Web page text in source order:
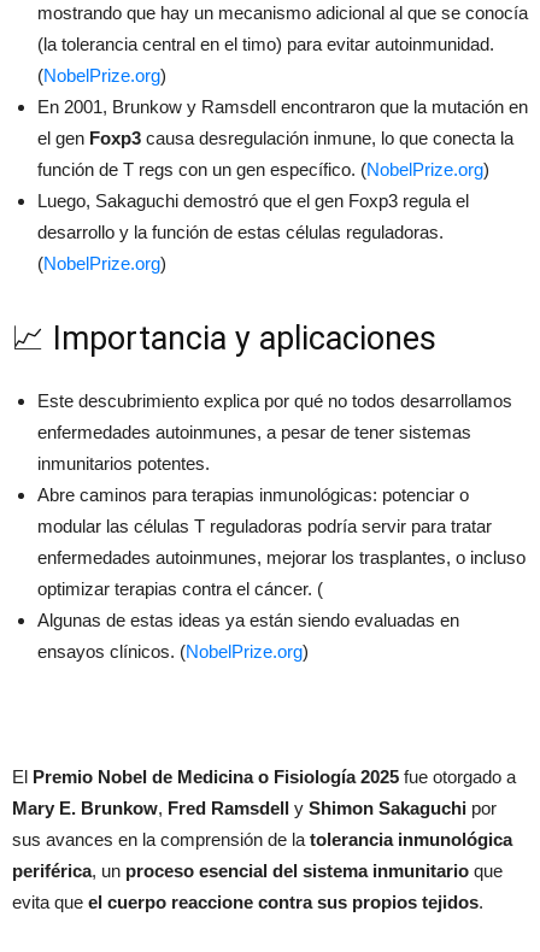
mostrando que hay un mecanismo adicional al que se conocía
(la tolerancia central en el timo) para evitar autoinmunidad.
(NobelPrize.org)
En 2001, Brunkow y Ramsdell encontraron que la mutación en
el gen Foxp3 causa desregulación inmune, lo que conecta la
función de T regs con un gen específico. (NobelPrize.org)
Luego, Sakaguchi demostró que el gen Foxp3 regula el
desarrollo y la función de estas células reguladoras.
(NobelPrize.org)
📈 Importancia y aplicaciones
Este descubrimiento explica por qué no todos desarrollamos
enfermedades autoinmunes, a pesar de tener sistemas
inmunitarios potentes.
Abre caminos para terapias inmunológicas: potenciar o
modular las células T reguladoras podría servir para tratar
enfermedades autoinmunes, mejorar los trasplantes, o incluso
optimizar terapias contra el cáncer. (
Algunas de estas ideas ya están siendo evaluadas en
ensayos clínicos. (NobelPrize.org)
El Premio Nobel de Medicina o Fisiología 2025 fue otorgado a
Mary E. Brunkow, Fred Ramsdell y Shimon Sakaguchi por
sus avances en la comprensión de la tolerancia inmunológica
periférica, un proceso esencial del sistema inmunitario que
evita que el cuerpo reaccione contra sus propios tejidos.